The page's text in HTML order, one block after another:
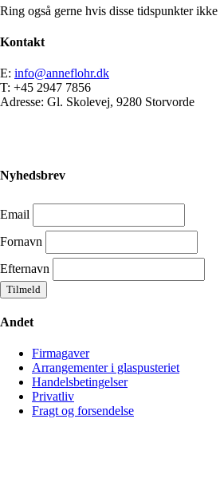
Ring også gerne hvis disse tidspunkter ikke
Kontakt
E: info@anneflohr.dk
T: +45 2947 7856
Adresse: Gl. Skolevej, 9280 Storvorde
Nyhedsbrev
Email
Fornavn
Efternavn
Andet
Firmagaver
Arrangementer i glaspusteriet
Handelsbetingelser
Privatliv
Fragt og forsendelse